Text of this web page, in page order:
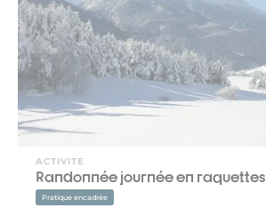
ACTIVITE
Randonnée journée en raquettes
Pratique encadrée